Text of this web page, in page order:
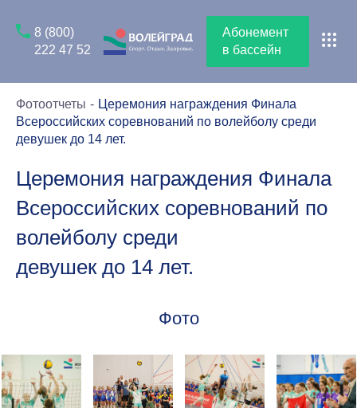
8 (800)
222 47 52
Абонемент
в бассейн
Фотоотчеты
Церемония награждения Финала
Всероссийских соревнований по волейболу среди
девушек до 14 лет.
Церемония награждения Финала
Всероссийских соревнований по
волейболу среди
девушек до 14 лет.
Фото